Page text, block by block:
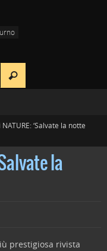
‘Salvate la notte
la
prestigiosa rivista